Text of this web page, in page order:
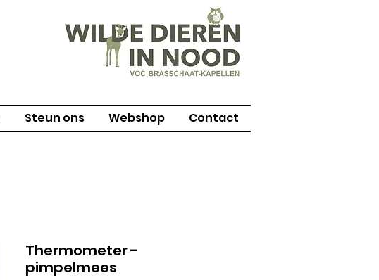
Steun ons Webshop Contact
Thermometer -
pimpelmees